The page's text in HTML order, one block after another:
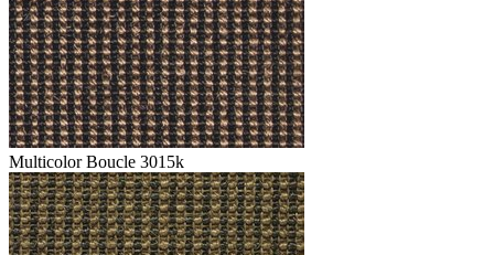
Multicolor Boucle 3015k